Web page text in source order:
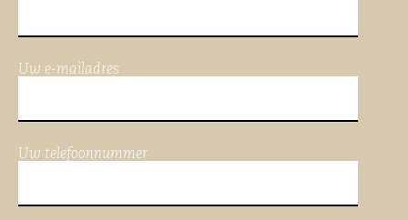
Uw e-mailadres
Uw telefoonnummer